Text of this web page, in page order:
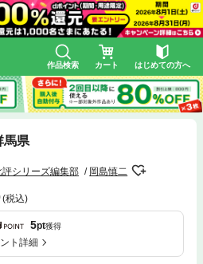
作品検索 カート はじめての方へ
馬県
評シリーズ編集部 岡島慎二
(税込)
5pt獲得
ト詳細